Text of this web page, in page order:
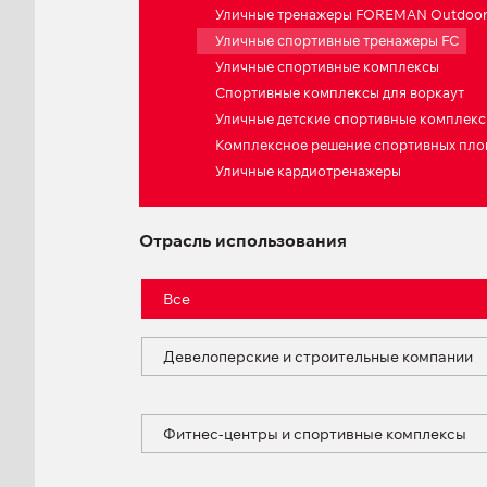
Уличные тренажеры FOREMAN Outdoor
Уличные спортивные тренажеры FC
Уличные спортивные комплексы
Спортивные комплексы для воркаут
Уличные детские спортивные
Комплексное решение спортивных
Уличные кардиотренажеры
Отрасль использования
Все
Девелоперские и строительные компании
Фитнес-центры и спортивные комплексы